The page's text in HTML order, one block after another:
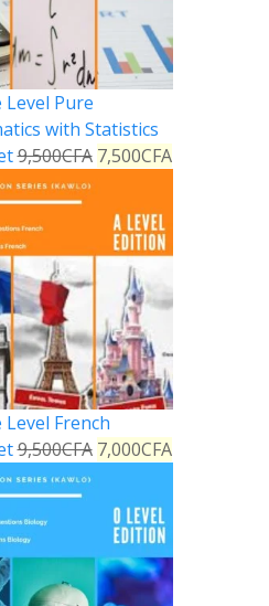
Level Pure
with Statistics
9,500CFA 7,500CFA
Level French
9,500CFA 7,000CFA